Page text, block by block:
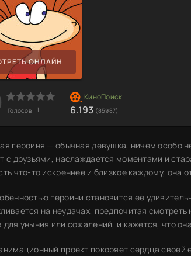
ОНЛАЙН
Голосов: 1 6.193 (85987)
героиня — обычная девушка, ничем
с друзьями, наслаждается моментами и
что-то искреннее и близкое каждому, она
героини становится её
на неудачах, предпочитая
для уныния или сожалений, и кажется, что
проект покоряет сердца своей